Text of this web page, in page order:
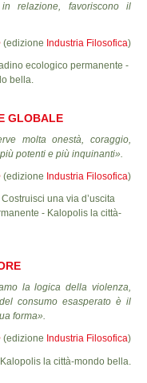
relazione, favoriscono il
(edizione Industria Filosofica)
GLOBALE
molta onestà, coraggio,
potenti e più inquinanti».
(edizione Industria Filosofica)
la logica della violenza,
consumo esasperato è il
forma».
(edizione Industria Filosofica)